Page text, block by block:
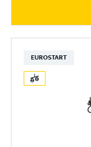
EUROSTART